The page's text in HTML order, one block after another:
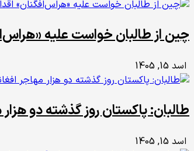
چین از طالبان خواست علیه
اسد 15, 1405
طالبان: پاکستان روز گذشته دو هزار
اسد 15, 1405